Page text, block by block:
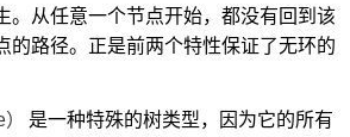
。从任意一个节点开始，都没有回到该
的路径。正是前两个特性保证了无环的
是一种特殊的树类型，因为它的所有